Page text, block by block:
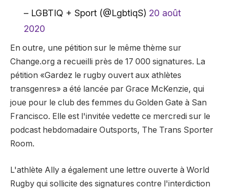
– LGBTIQ + Sport (@LgbtiqS) 20 août
2020
En outre, une pétition sur le même thème sur
Change.org a recueilli près de 17 000 signatures. La
pétition «Gardez le rugby ouvert aux athlètes
transgenres» a été lancée par Grace McKenzie, qui
joue pour le club des femmes du Golden Gate à San
Francisco. Elle est l'invitée vedette ce mercredi sur le
podcast hebdomadaire Outsports, The Trans Sporter
Room.
L'athlète Ally a également une lettre ouverte à World
Rugby qui sollicite des signatures contre l'interdiction